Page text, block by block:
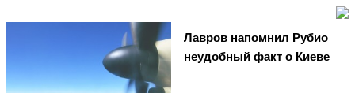
Лавров напомнил Рубио
неудобный факт о Киеве